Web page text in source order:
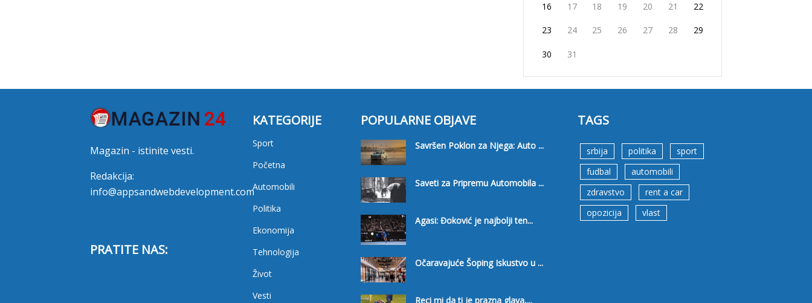
16 17 18 19 20 21 22
23 24 25 26 27 28 29
30 31
Magazin - istinite vesti.
Redakcija:
info@appsandwebdevelopment.com
PRATITE NAS:
KATEGORIJE
Sport
Početna
Automobili
Politika
Ekonomija
Tehnologija
Život
Vesti
POPULARNE OBJAVE
Savršen Poklon za Njega: Auto ...
Saveti za Pripremu Automobila ...
Agasi: Đoković je najbolji ten...
Očaravajuće Šoping Iskustvo u ...
Reci mi da ti je prazna glava,...
TAGS
srbija politika
sport
fudbal
automobili
zdravstvo
rent a car
opozicija
vlast